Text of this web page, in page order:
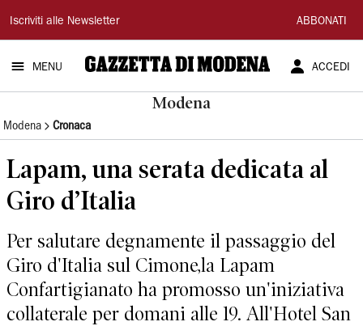
Gazzetta
di
Modena
Iscriviti alle Newsletter ABBONATI
MENU ACCEDI
Modena
Modena Cronaca
Lapam, una serata dedicata al
Giro d’Italia
Per salutare degnamente il passaggio del
Giro d'Italia sul Cimone,la Lapam
Confartigianato ha promosso un'iniziativa
collaterale per domani alle 19. All'Hotel San